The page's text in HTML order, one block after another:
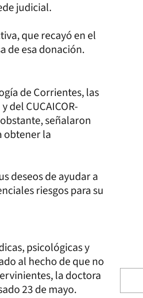
judicial.
que recayó en el
de esa donación.
de Corrientes, las
del CUCAICOR-
señalaron
obtener la
deseos de ayudar a
riesgos para su
psicológicas y
al hecho de que no
la doctora
23 de mayo.